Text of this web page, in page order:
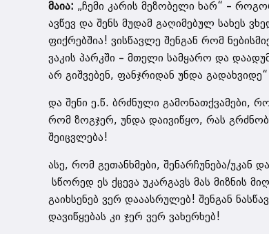
მაია: „ჩემი კარის მეზობელი ხარ“ –
ავწევ და შენს მუდამ გაღიმებულ სახეს
ფიქრებშია! ვისწავლე შენგან რომ
ვაკის პარკში – მთელი სამყარო და
არ გიშვებენ, ფანჯრიდან უნდა
და შენი ე.წ. ბრძნული გამონათქვამები,
რომ ზოგჯერ, უნდა დაივიწყო, რას
შეიცვლება!
ასე, რომ გეთანხმები, შენარჩუნება/უკან
სწორედ ეს ქცევა უკარგავს მას მიზნის
გაიხსენებ ვერ დააასრულებ! შენგან
დავიწყებას კი ჯერ ვერ ვახერხებ!